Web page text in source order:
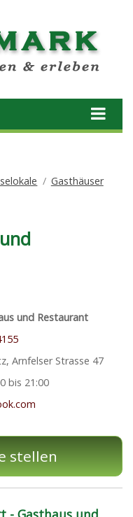
Gasthäuser
und Restaurant
,Arnfelser Strasse 47
bis 21:00
stellen